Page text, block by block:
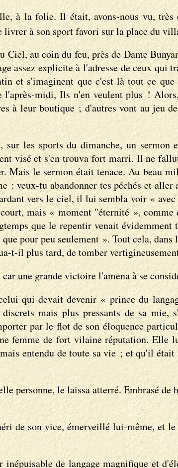
à la folie. Il était, avons-nous vu,
à son sport favori sur la place du
au coin du feu, près de Dame
assez explicite à l'adresse de ceux qui
et s'imaginent que c'est là tout ce
l'après-midi, Ils n'en veulent plus !
à leur boutique ; d'autres vont au jeu
les sports du dimanche, un
visé et s'en trouva fort marri. Il ne
le sermon était tenace. Au beau
: veux-tu abandonner tes péchés et
vers le ciel, il lui sembla voir «
mais « moment "éternité »,
que le repentir venait
pour peu seulement ». Tout cela,
t-il plus tard, de tomber
une grande victoire l'amena à se
qui devait devenir « prince du
mais plus pressants de sa
par le flot de son éloquence
femme de fort vilaine réputation. Elle
entendu de toute sa vie ; et qu'il
personne, le laissa atterré. Embrasé
de son vice, émerveillé lui-même, et
de langage magnifique et